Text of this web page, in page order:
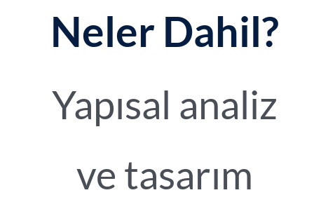
Neler Dahil?
Yapısal analiz
ve tasarım